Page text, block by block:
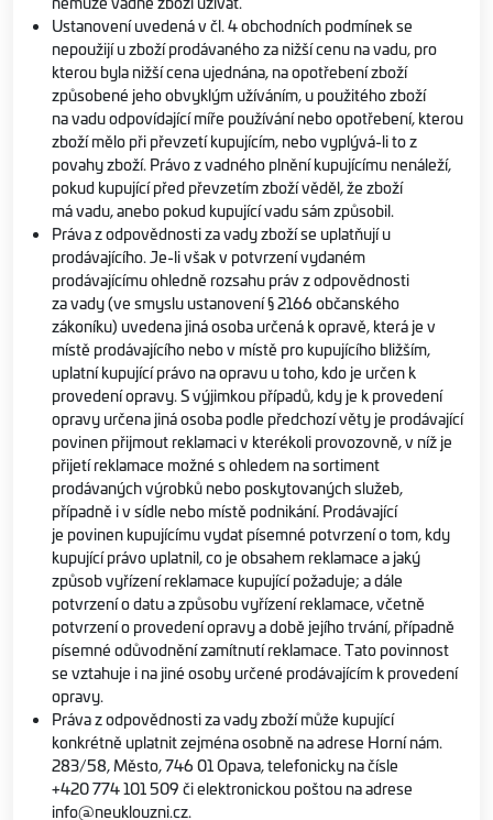
Ustanovení uvedená v čl. 4 obchodních podmínek se
nepoužijí u zboží prodávaného za nižší cenu na vadu, pro
kterou byla nižší cena ujednána, na opotřebení zboží
způsobené jeho obvyklým užíváním, u použitého zboží
na vadu odpovídající míře používání nebo opotřebení, kterou
zboží mělo při převzetí kupujícím, nebo vyplývá-li to z
povahy zboží. Právo z vadného plnění kupujícímu nenáleží,
pokud kupující před převzetím zboží věděl, že zboží
má vadu, anebo pokud kupující vadu sám způsobil.
Práva z odpovědnosti za vady zboží se uplatňují u
prodávajícího. Je-li však v potvrzení vydaném
prodávajícímu ohledně rozsahu práv z odpovědnosti
za vady (ve smyslu ustanovení § 2166 občanského
zákoníku) uvedena jiná osoba určená k opravě, která je v
místě prodávajícího nebo v místě pro kupujícího bližším,
uplatní kupující právo na opravu u toho, kdo je určen k
provedení opravy. S výjimkou případů, kdy je k provedení
opravy určena jiná osoba podle předchozí věty je prodávající
povinen přijmout reklamaci v kterékoli provozovně, v níž je
přijetí reklamace možné s ohledem na sortiment
prodávaných výrobků nebo poskytovaných služeb,
případně i v sídle nebo místě podnikání. Prodávající
je povinen kupujícímu vydat písemné potvrzení o tom, kdy
kupující právo uplatnil, co je obsahem reklamace a jaký
způsob vyřízení reklamace kupující požaduje; a dále
potvrzení o datu a způsobu vyřízení reklamace, včetně
potvrzení o provedení opravy a době jejího trvání, případně
písemné odůvodnění zamítnutí reklamace. Tato povinnost
se vztahuje i na jiné osoby určené prodávajícím k provedení
opravy.
Práva z odpovědnosti za vady zboží může kupující
konkrétně uplatnit zejména osobně na adrese Horní nám.
283/58, Město, 746 01 Opava, telefonicky na čísle
+420 774 101 509 či elektronickou poštou na adrese
info@neuklouzni.cz.